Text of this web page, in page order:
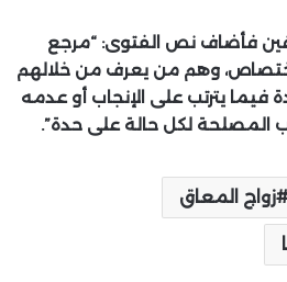
فأضاف نص الفتوى: “مرجع
وهم من يعرف من خلالهم
يترتب على الإنجاب أو عدمه
المصلحة لكل حالة على حدة”.
زواج المعاق